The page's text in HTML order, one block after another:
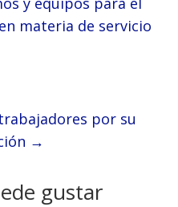
materia de servicio
por su
→
gustar